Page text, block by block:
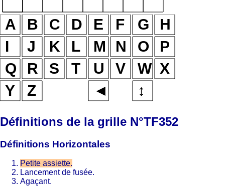
Définitions de la grille N°TF352
Définitions Horizontales
Petite assiette.
Lancement de fusée.
Agaçant.